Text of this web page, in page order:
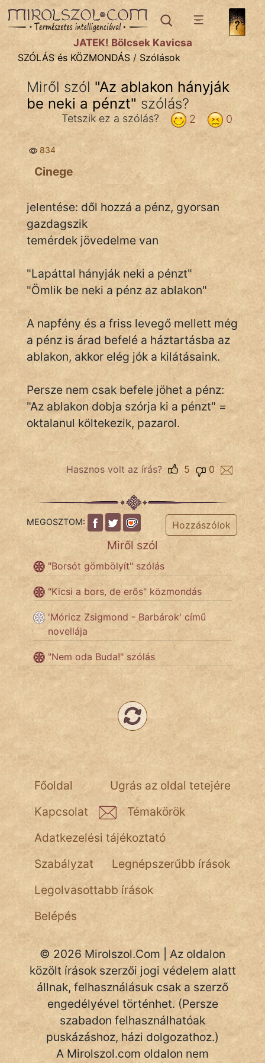
SZÓLÁS ÉS KÖZMONDÁStémák:
Bibliai
Közmondások
Szállóigék
Szóláscsoportok
Szólások
Tréfás
SZÓLÁS
És
KÖZMONDÁS
PSZICHO
ZENE
ÉLETMÓD
És
TÖRTÉNELEM
Népszerű szerzőink:
cinege
fantom
Hunor
Jób Gedeon
vörös ördög
nagyöreg
NapHold
Név nélkül
pszichopati
szegény legény
Hoffer Botond
JÁTÉK! Bölcsek Kavicsa
SZÓLÁS és KÖZMONDÁS / Szólások
Miről szól "Az ablakon hányják
be neki a pénzt" szólás?
0
2
Tetszik ez a szólás?
834
Cinege
jelentése: dől hozzá a pénz, gyorsan
gazdagszik
temérdek jövedelme van
"Lapáttal hányják neki a pénzt"
"Ömlik be neki a pénz az ablakon"
A napfény és a friss levegő mellett még
a pénz is árad befelé a háztartásba az
ablakon, akkor elég jók a kilátásaink.
Persze nem csak befele jöhet a pénz:
"Az ablakon dobja szórja ki a pénzt" =
oktalanul költekezik, pazarol.
Hasznos volt az írás? 0
5
MEGOSZTOM: Hozzászólok
Miről szól
"Borsót gömbölyít" szólás
"Kicsi a bors, de erős" közmondás
'Móricz Zsigmond - Barbárok' című
novellája
"Nem oda Buda!" szólás
Ugrás az oldal tetejére
Főoldal
Kapcsolat
Témakörök
Adatkezelési tájékoztató
Szabályzat
Legnépszerűbb írások
Legolvasottabb írások
Belépés
© 2026 Mirolszol.Com | Az oldalon
közölt írások szerzői jogi védelem alatt
állnak, felhasználásuk csak a szerző
engedélyével történhet. (Persze
szabadon felhasználhatóak
puskázáshoz, házi dolgozathoz.)
A Mirolszol.com oldalon nem